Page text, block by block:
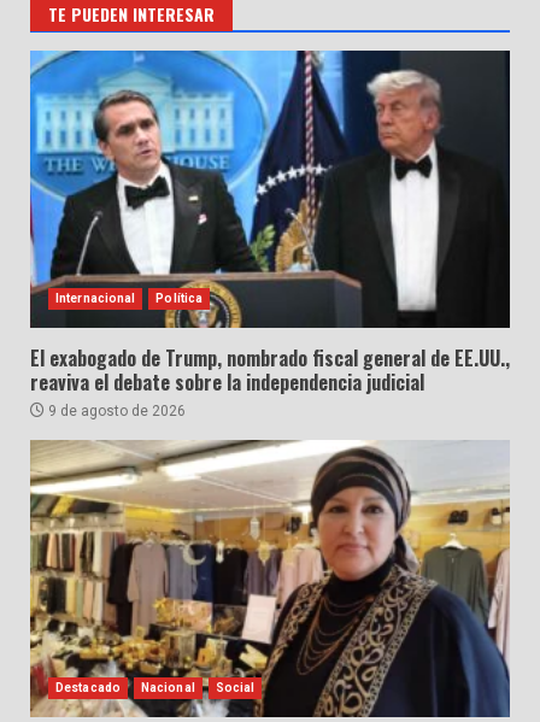
TE PUEDEN INTERESAR
Internacional Política
El exabogado de Trump, nombrado fiscal general de EE.UU.,
reaviva el debate sobre la independencia judicial
9 de agosto de 2026
Destacado Nacional Social